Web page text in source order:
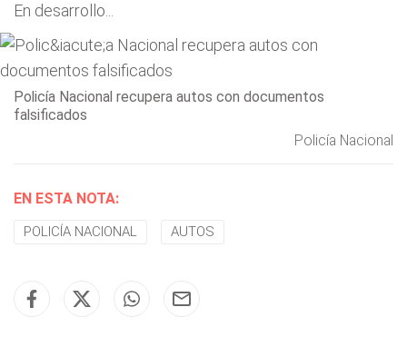
En desarrollo...
Policía Nacional recupera autos con documentos
falsificados
Policía Nacional
EN ESTA NOTA:
POLICÍA NACIONAL AUTOS